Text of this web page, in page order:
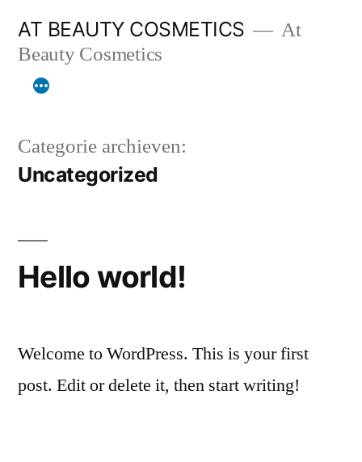
naar
AT BEAUTY COSMETICS
At
Beauty Cosmetics
Categorie archieven:
Uncategorized
Hello world!
Welcome to WordPress. This is your first
post. Edit or delete it, then start writing!